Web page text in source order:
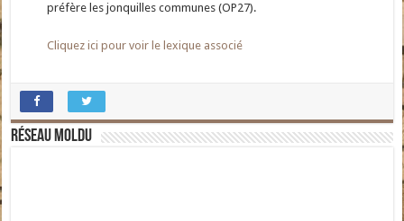
préfère les jonquilles communes (OP27).
Cliquez ici pour voir le lexique associé
Réseau moldu